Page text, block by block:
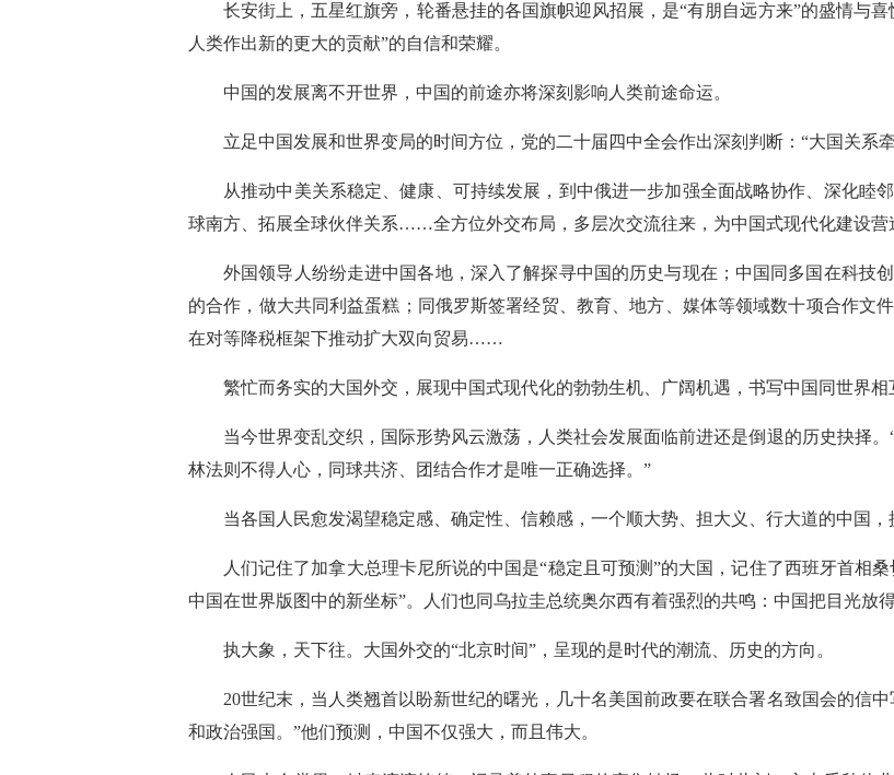
长安街上，五星红旗旁，轮番悬挂的各国旗帜迎风招展，是“有朋自远方来”的盛情与
人类作出新的更大的贡献”的自信和荣耀。
中国的发展离不开世界，中国的前途亦将深刻影响人类前途命运。
立足中国发展和世界变局的时间方位，党的二十届四中全会作出深刻判断：“大国关系
从推动中美关系稳定、健康、可持续发展，到中俄进一步加强全面战略协作、深化睦
球南方、拓展全球伙伴关系……全方位外交布局，多层次交流往来，为中国式现代化建设营
外国领导人纷纷走进中国各地，深入了解探寻中国的历史与现在；中国同多国在科技
的合作，做大共同利益蛋糕；同俄罗斯签署经贸、教育、地方、媒体等领域数十项合作文
在对等降税框架下推动扩大双向贸易……
繁忙而务实的大国外交，展现中国式现代化的勃勃生机、广阔机遇，书写中国同世界相
当今世界变乱交织，国际形势风云激荡，人类社会发展面临前进还是倒退的历史抉择
林法则不得人心，同球共济、团结合作才是唯一正确选择。”
当各国人民愈发渴望稳定感、确定性、信赖感，一个顺大势、担大义、行大道的中国
人们记住了加拿大总理卡尼所说的中国是“稳定且可预测”的大国，记住了西班牙首相
中国在世界版图中的新坐标”。人们也同乌拉圭总统奥尔西有着强烈的共鸣：中国把目光放
执大象，天下往。大国外交的“北京时间”，呈现的是时代的潮流、历史的方向。
20世纪末，当人类翘首以盼新世纪的曙光，几十名美国前政要在联合署名致国会的信
和政治强国。”他们预测，中国不仅强大，而且伟大。